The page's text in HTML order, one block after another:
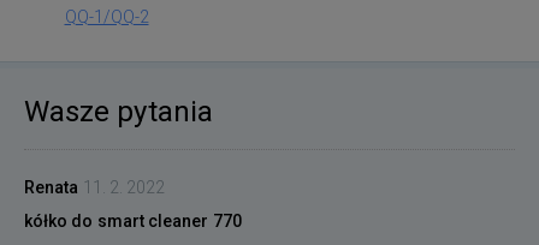
QQ-1/QQ-2
Wasze pytania
Renata 11. 2. 2022
kółko do smart cleaner 770